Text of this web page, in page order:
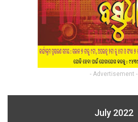
- Advertisement -
July 2022